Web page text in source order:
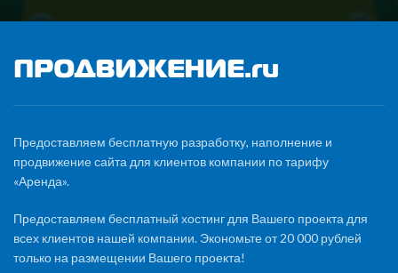
Предоставляем бесплатную разработку, наполнение и
продвижение сайта для клиентов компании по тарифу
«Аренда».
Предоставляем бесплатный хостинг для Вашего проекта для
всех клиентов нашей компании. Экономьте от 20 000 рублей
только на размещении Вашего проекта!